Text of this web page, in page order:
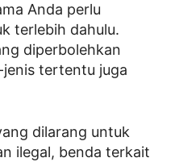
Anda perlu
terlebih dahulu.
diperbolehkan
tertentu juga
dilarang untuk
ilegal, benda terkait